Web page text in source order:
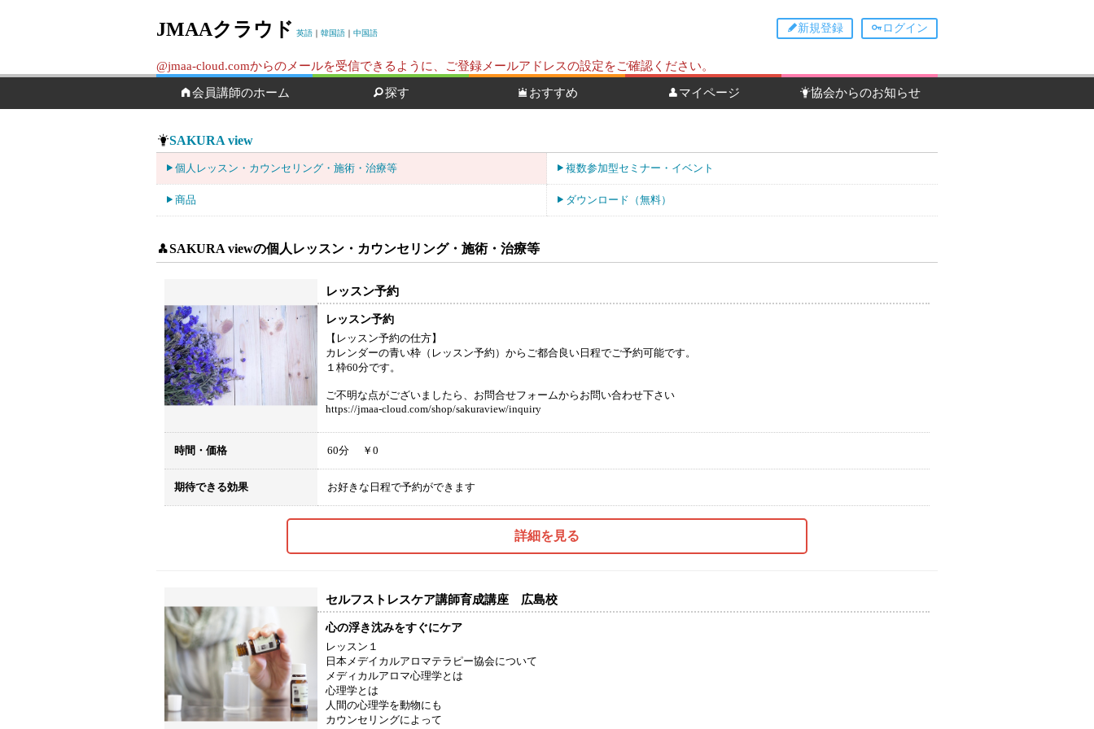
JMAAクラウド 英語 ｜ 韓国語 ｜ 中国語 ログイン
新規登録
@jmaa-cloud.comからのメールを受信できるように、ご登録メールアドレスの設定をご確認ください。
会員講師のホーム 探す おすすめ マイページ 協会からのお知らせ
SAKURA view
個人レッスン・カウンセリング・施術・治療等 複数参加型セミナー・イベント
商品 ダウンロード（無料）
SAKURA viewの個人レッスン・カウンセリング・施術・治療等
レッスン予約
レッスン予約
【レッスン予約の仕方】
カレンダーの青い枠（レッスン予約）からご都合良い日程でご予約可能です。
１枠60分です。
ご不明な点がございましたら、お問合せフォームからお問い合わせ下さい
https://jmaa-cloud.com/shop/sakuraview/inquiry
時間・価格 60分 ￥0
期待できる効果 お好きな日程で予約ができます
詳細を見る
セルフストレスケア講師育成講座 広島校
心の浮き沈みをすぐにケア
レッスン１
日本メデイカルアロマテラピー協会について
メディカルアロマ心理学とは
心理学とは
人間の心理学を動物にも
カウンセリングによって